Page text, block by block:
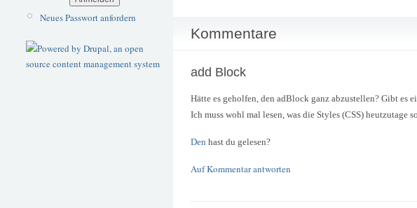
Neues Passwort anfordern
Kommentare
add Block
Hätte es geholfen, den adBlock ganz abzustellen? Gibt es
Ich muss wohl mal lesen, was die Styles (CSS) heutzutage
Den hast du gelesen?
Auf Kommentar antworten